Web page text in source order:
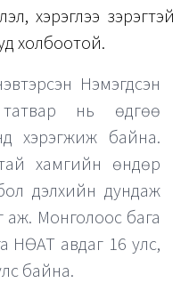
хэрэглээ зэрэгтэй
холбоотой.
Нэмэгдсэн
нь өдгөө
хэрэгжиж байна.
хамгийн өндөр
дэлхийн дундаж
аж. Монголоос бага
НӨАТ авдаг 16 улс,
байна.